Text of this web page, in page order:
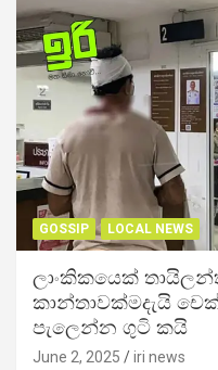
GOSSIP LOCAL NEWS
ලාංකිකයෙක්
කාන්තාවක්මදැයි
පැලෙන්න ගුටි කයි
June 2, 2025 iri news